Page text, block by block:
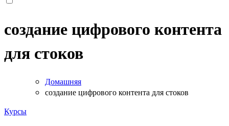
создание цифрового контента
для стоков
Домашняя
создание цифрового контента для стоков
Курсы